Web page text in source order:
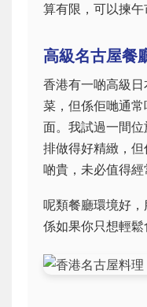
算有限，可以揀午
高級名古屋餐
香港有一啲高級
菜，但係佢哋通
面。我試過一間
排做得好精緻，
啲貴，未必值得經
呢類餐廳環境好
係如果你只想輕鬆